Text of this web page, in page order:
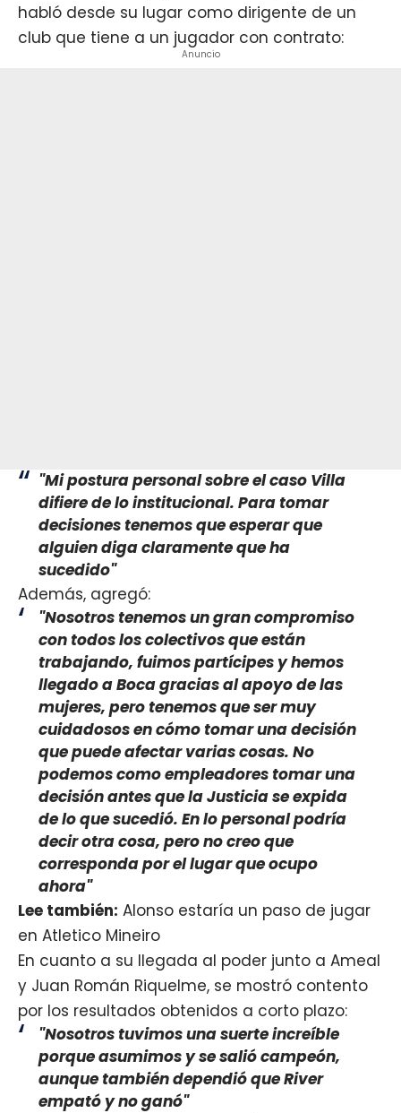
habló desde su lugar como dirigente de un
club que tiene a un jugador con contrato:
Anuncio
"Mi postura personal sobre el caso Villa
difiere de lo institucional. Para tomar
decisiones tenemos que esperar que
alguien diga claramente que ha
sucedido"
Además, agregó:
"Nosotros tenemos un gran compromiso
con todos los colectivos que están
trabajando, fuimos partícipes y hemos
llegado a Boca gracias al apoyo de las
mujeres, pero tenemos que ser muy
cuidadosos en cómo tomar una decisión
que puede afectar varias cosas. No
podemos como empleadores tomar una
decisión antes que la Justicia se expida
de lo que sucedió. En lo personal podría
decir otra cosa, pero no creo que
corresponda por el lugar que ocupo
ahora"
Lee también: Alonso estaría un paso de jugar
en Atletico Mineiro
En cuanto a su llegada al poder junto a Ameal
y Juan Román Riquelme, se mostró contento
por los resultados obtenidos a corto plazo:
"Nosotros tuvimos una suerte increíble
porque asumimos y se salió campeón,
aunque también dependió que River
empató y no ganó"